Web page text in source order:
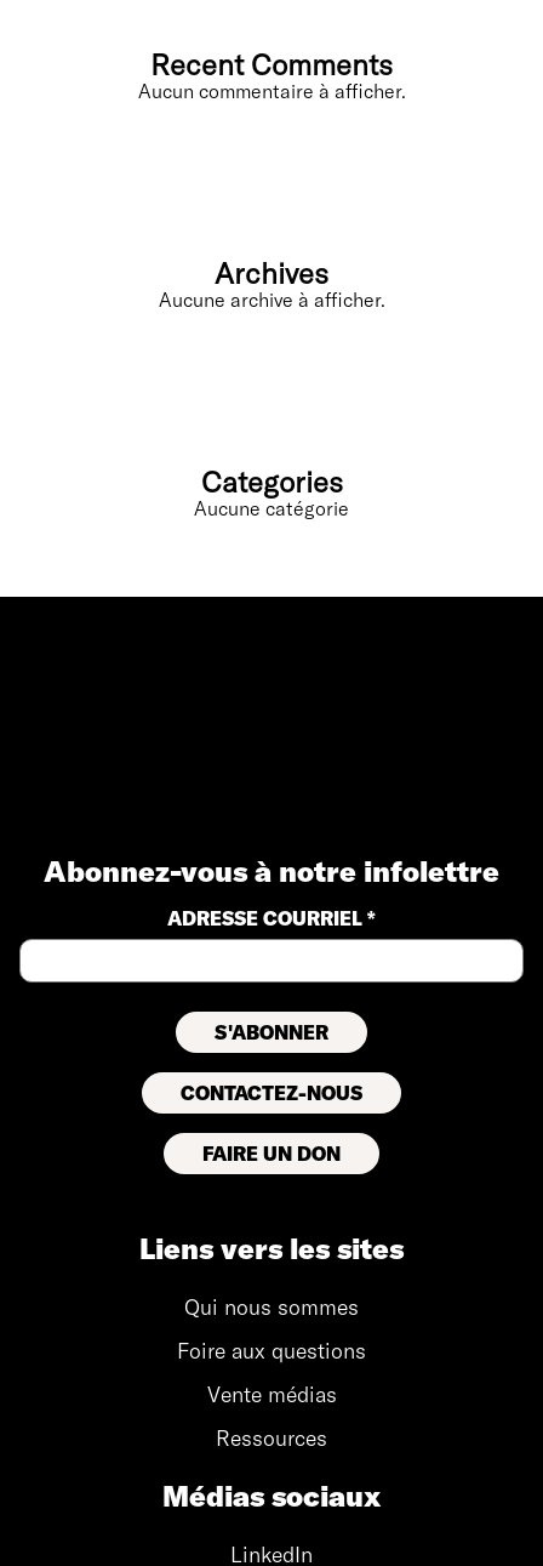
Recent Comments
Aucun commentaire à afficher.
Archives
Aucune archive à afficher.
Categories
Aucune catégorie
Abonnez-vous à notre infolettre
ADRESSE COURRIEL *
CONTACTEZ-NOUS
FAIRE UN DON
Liens vers les sites
Qui nous sommes
Foire aux questions
Vente médias
Ressources
Médias sociaux
LinkedIn